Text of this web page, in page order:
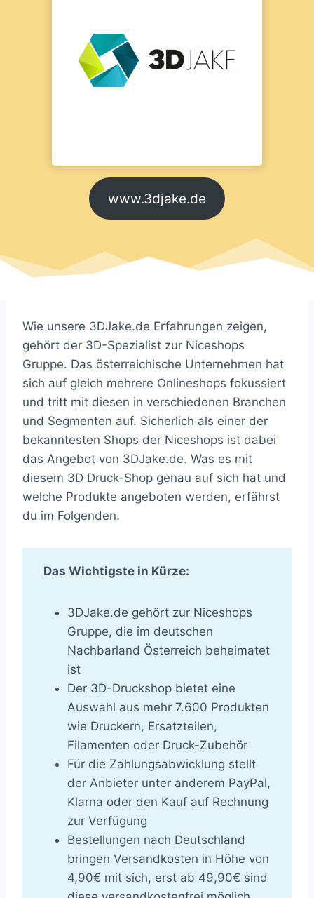
www.3djake.de
Wie unsere 3DJake.de Erfahrungen zeigen,
gehört der 3D-Spezialist zur Niceshops
Gruppe. Das österreichische Unternehmen hat
sich auf gleich mehrere Onlineshops fokussiert
und tritt mit diesen in verschiedenen Branchen
und Segmenten auf. Sicherlich als einer der
bekanntesten Shops der Niceshops ist dabei
das Angebot von 3DJake.de. Was es mit
diesem 3D Druck-Shop genau auf sich hat und
welche Produkte angeboten werden, erfährst
du im Folgenden.
Das Wichtigste in Kürze:
3DJake.de gehört zur Niceshops
Gruppe, die im deutschen
Nachbarland Österreich beheimatet
ist
Der 3D-Druckshop bietet eine
Auswahl aus mehr 7.600 Produkten
wie Druckern, Ersatzteilen,
Filamenten oder Druck-Zubehör
Für die Zahlungsabwicklung stellt
der Anbieter unter anderem PayPal,
Klarna oder den Kauf auf Rechnung
zur Verfügung
Bestellungen nach Deutschland
bringen Versandkosten in Höhe von
4,90€ mit sich, erst ab 49,90€ sind